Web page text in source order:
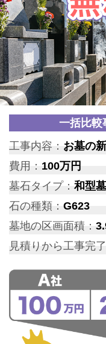
一括比較
工事内容： お墓の
費用： 100万円
墓石タイプ：和型
石の種類： G623
墓地の区画面積：
見積りから工事完